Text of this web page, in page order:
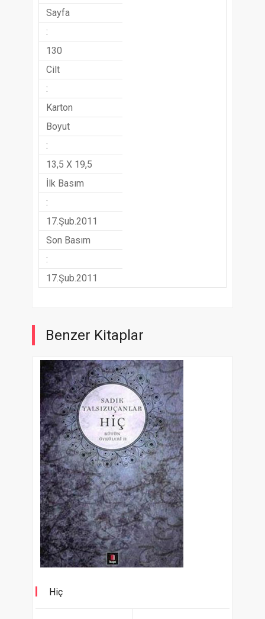
Sayfa
:
130
Cilt
:
Karton
Boyut
:
13,5 X 19,5
İlk Basım
:
17.Şub.2011
Son Basım
:
17.Şub.2011
Benzer Kitaplar
Hiç